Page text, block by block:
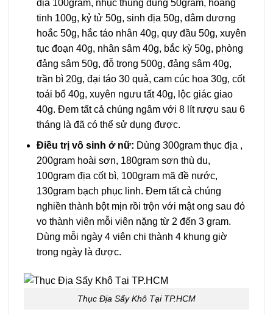
địa 100gram, nhục thung dung 50gram, hoàng
tinh 100g, kỷ tử 50g, sinh địa 50g, dâm dương
hoắc 50g, hắc táo nhân 40g, quy đầu 50g, xuyên
tục đoạn 40g, nhân sâm 40g, bắc kỳ 50g, phòng
đảng sâm 50g, đỗ trọng 500g, đảng sâm 40g,
trần bì 20g, đại táo 30 quả, cam cúc hoa 30g, cốt
toái bổ 40g, xuyên ngưu tất 40g, lộc giác giao
40g. Đem tất cả chúng ngâm với 8 lít rượu sau 6
tháng là đã có thể sử dụng được.
Điều trị vô sinh ở nữ: Dùng 300gram thục địa ,
200gram hoài sơn, 180gram sơn thù du,
100gram địa cốt bì, 100gram mã đề nước,
130gram bạch phục linh. Đem tất cả chúng
nghiền thành bột mịn rồi trộn với mật ong sau đó
vo thành viên mỗi viên nặng từ 2 đến 3 gram.
Dùng mỗi ngày 4 viên chi thành 4 khung giờ
trong ngày là được.
Thục Địa Sấy Khô Tại TP.HCM